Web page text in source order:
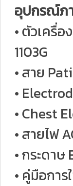
อุปกรณ์ภ
• ตัวเครื่อ
1103G
• สาย
•
• Chest
• สายไฟ
• กระดาษ
• คู่มือการ